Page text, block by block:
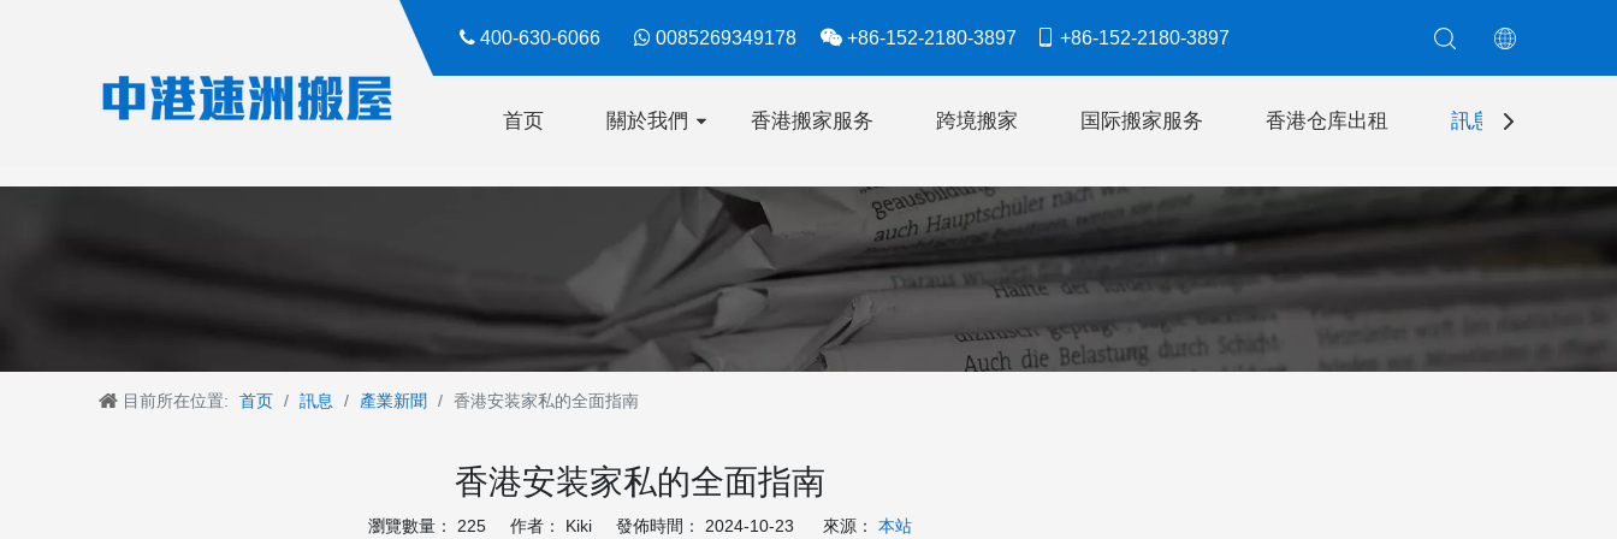
 400-630-6066  0085269349178  +86-152-2180-3897  +86-152-2180-3897​​​​​​​
首页 關於我們 香港搬家服务 跨境搬家 国际搬家服务 香港仓库出租 訊息
目前所在位置: 首页 / 訊息 / 產業新聞 / 香港安装家私的全面指南
香港安装家私的全面指南
瀏覽數量： 225 作者： Kiki 發佈時間： 2024-10-23 來源： 本站